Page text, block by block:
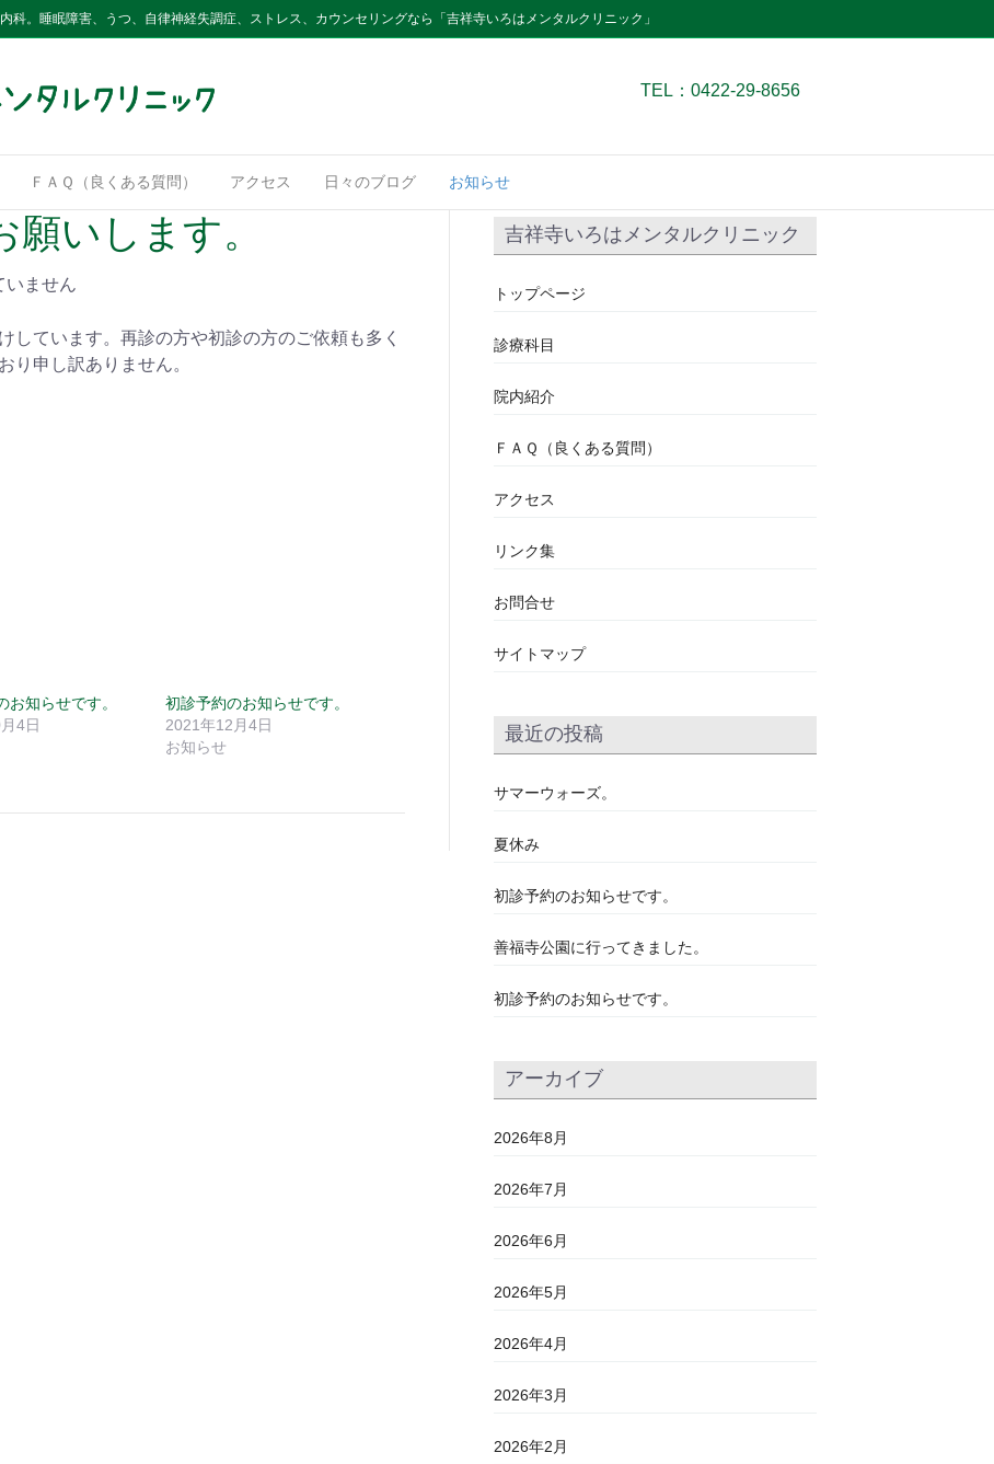
科。睡眠障害、うつ、自律神経失調症、ストレス、カウンセリングなら「吉祥寺いろはメンタルクリニック」
TEL：0422-29-8656
ＦＡＱ（良くある質問） アクセス 日々のブログ お知らせ
いします。
いません
しています。再診の方や初診の方のご依頼も多く
り申し訳ありません。
お知らせです。
4日
初診予約のお知らせです。
2021年12月4日
お知らせ
吉祥寺いろはメンタルクリニック
トップページ
診療科目
院内紹介
ＦＡＱ（良くある質問）
アクセス
リンク集
お問合せ
サイトマップ
最近の投稿
サマーウォーズ。
夏休み
初診予約のお知らせです。
善福寺公園に行ってきました。
初診予約のお知らせです。
アーカイブ
2026年8月
2026年7月
2026年6月
2026年5月
2026年4月
2026年3月
2026年2月